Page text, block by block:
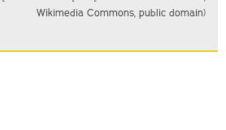
Wikimedia Commons, public domain)